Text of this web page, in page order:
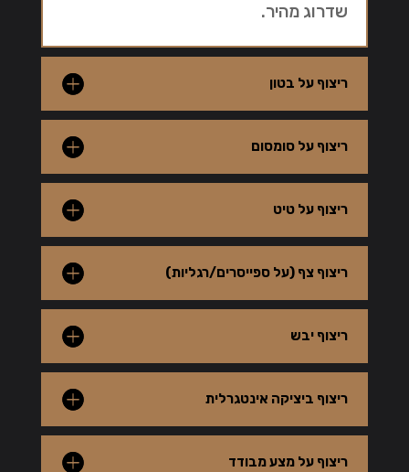
שדרוג מהיר.
ריצוף על בטון
ריצוף על סומסום
ריצוף על טיט
ריצוף צף (על ספייסרים/רגליות)
ריצוף יבש
ריצוף ביציקה אינטגרלית
ריצוף על מצע מבודד